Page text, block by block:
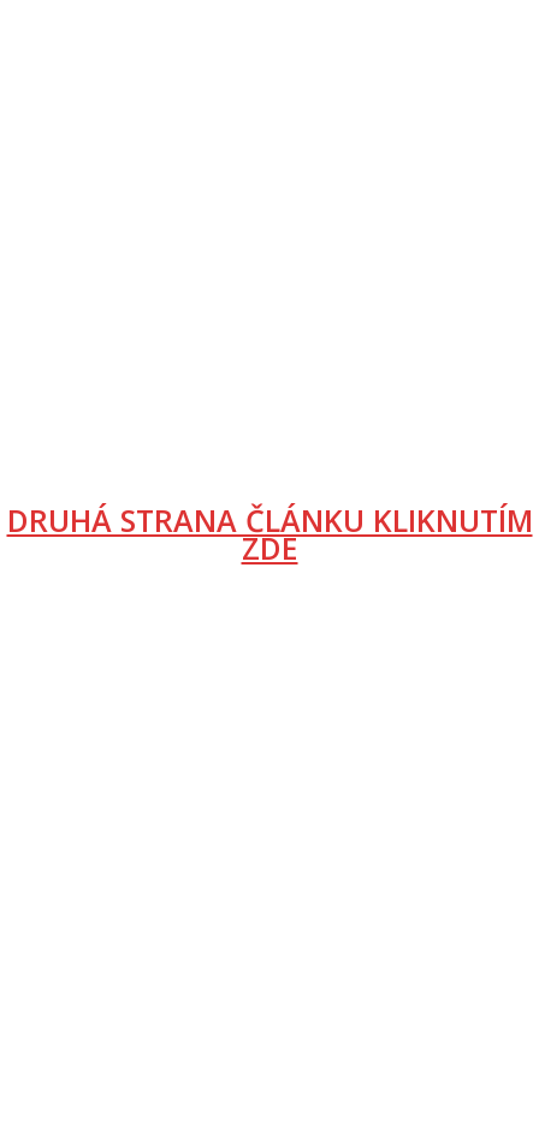
DRUHÁ STRANA ČLÁNKU KLIKNUTÍM
ZDE